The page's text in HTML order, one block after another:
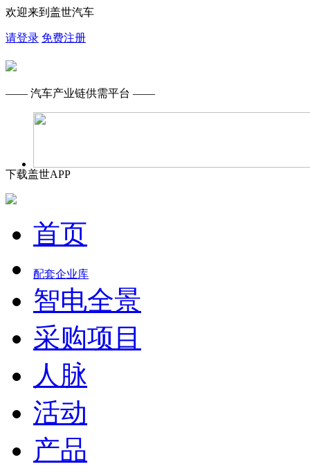
欢迎来到盖世汽车
请登录 免费注册
—— 汽车产业链供需平台 ——
下载盖世APP
首页
配套企业库
智电全景
采购项目
人脉
活动
产品